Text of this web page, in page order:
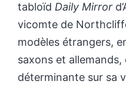
tabloïd Daily Mirror
vicomte de
modèles étrangers,
saxons et
déterminante sur sa